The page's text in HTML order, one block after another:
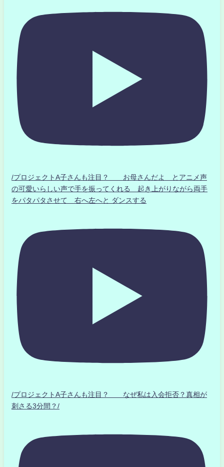
/プロジェクトA子さんも注目？ お母さんだよ とアニメ声
の可愛いらしい声で手を振ってくれる 起き上がりながら両手
をパタパタさせて 右へ左へと ダンスする
/プロジェクトA子さんも注目？ なぜ私は入会拒否？真相が
刺さる3分間？/